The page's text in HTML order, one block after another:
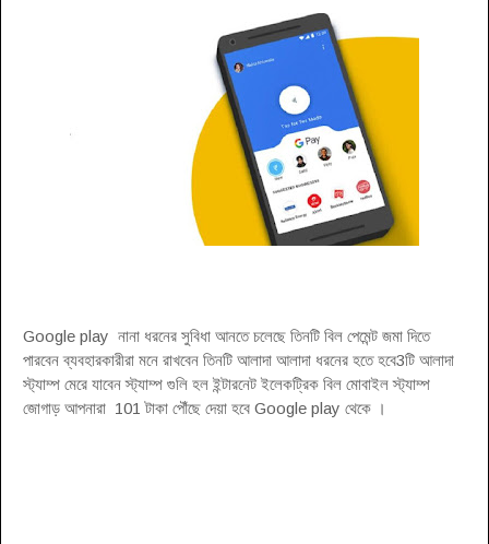
Google play নানা ধরনের সুবিধা আনতে চলেছে তিনটি বিল পেমেন্ট জমা দিতে
পারবেন ব্যবহারকারীরা মনে রাখবেন তিনটি আলাদা আলাদা ধরনের হতে হবে3টি আলাদা
স্ট্যাম্প মেরে যাবেন স্ট্যাম্প গুলি হল ইন্টারনেট ইলেকট্রিক বিল মোবাইল স্ট্যাম্প
জোগাড় আপনারা 101 টাকা পৌঁছে দেয়া হবে Google play থেকে ।